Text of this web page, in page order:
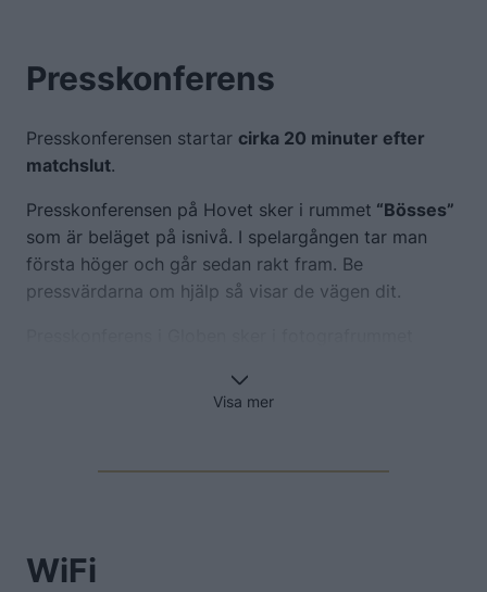
Presskonferens
Presskonferensen startar cirka 20 minuter efter
matchslut.
Presskonferensen på Hovet sker i rummet “Bösses”
som är beläget på isnivå. I spelargången tar man
första höger och går sedan rakt fram. Be
pressvärdarna om hjälp så visar de vägen dit.
pressläktaren kommer du hit genom att ta
genom dörren till det runda blå trapphuset. Gå
Visa mer
WiFi